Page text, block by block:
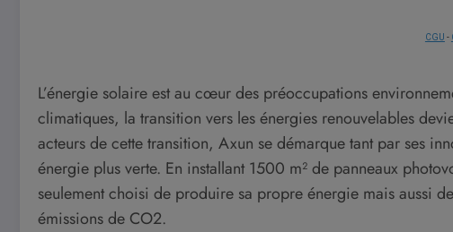
CGU -
L’énergie solaire est au cœur des préoccupations
climatiques, la transition vers les énergies renouvelables
acteurs de cette transition, Axun se démarque tant par ses
énergie plus verte. En installant 1500 m² de panneaux
seulement choisi de produire sa propre énergie mais aussi
émissions de CO2.